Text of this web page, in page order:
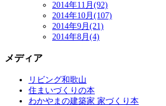
2014年11月(92)
2014年10月(107)
2014年9月(21)
2014年8月(4)
メディア
リビング和歌山
住まいづくりの本
わかやまの建築家 家づくり本